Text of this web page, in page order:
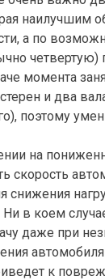
наилучшим
а по
четвертую)
момента
и два
поэтому
на
скорость
снижения
Ни в коем
даже при
к